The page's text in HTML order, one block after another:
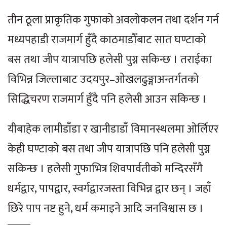
तीन ठूला प्राकृतिक गुफाको अवलोकलन तथा दर्शन गर्न
मध्यपहाडी राजमार्ग हुँदै काठमाडौँबाट सात घण्टाको
बस तथा जीप यात्रापछि हलेसी पुग्न सकिन्छ । तराईका
विभिन्न जिल्लाबाट उदयपुर–ओखलढुङ्गाअन्तर्गतको
सिद्धिचरण राजमार्ग हुँदै पनि हलेसी आउन सकिन्छ ।
यीबाहेक लामीडाँडा र खानीडाडाँ विमानस्थलमा ओर्लिएर
केही घण्टाको बस तथा जीप यात्रापछि पनि हलेसी पुग्न
सकिन्छ । हलेसी गुफाभित्र शिवपार्वतीको मन्दिरसँगै
धर्मद्वार, पापद्वार, स्वर्गद्वारजस्ता विभिन्न द्वार छन् । जहाँ
छिरे पाप नष्ट हुने, धर्म कमाइने आदि जनविश्वास छ ।